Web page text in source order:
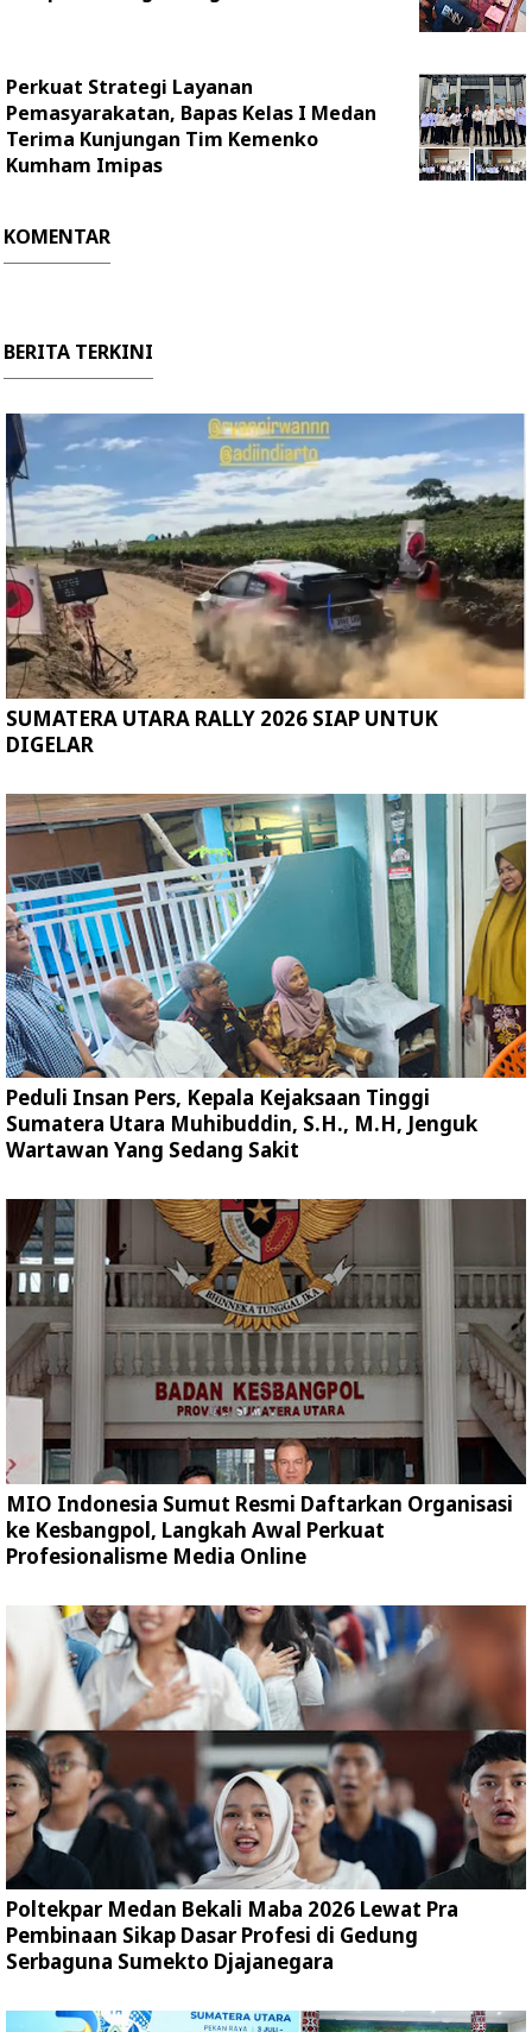
Perkuat Strategi Layanan
Pemasyarakatan, Bapas Kelas I Medan
Terima Kunjungan Tim Kemenko
Kumham Imipas
KOMENTAR
BERITA TERKINI
SUMATERA UTARA RALLY 2026 SIAP UNTUK
DIGELAR
Peduli Insan Pers, Kepala Kejaksaan Tinggi
Sumatera Utara Muhibuddin, S.H., M.H, Jenguk
Wartawan Yang Sedang Sakit
MIO Indonesia Sumut Resmi Daftarkan Organisasi
ke Kesbangpol, Langkah Awal Perkuat
Profesionalisme Media Online
Poltekpar Medan Bekali Maba 2026 Lewat Pra
Pembinaan Sikap Dasar Profesi di Gedung
Serbaguna Sumekto Djajanegara